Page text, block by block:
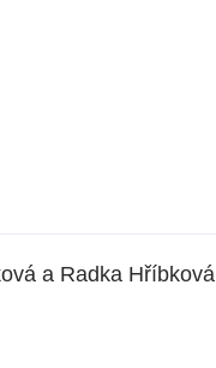
a Radka Hříbková